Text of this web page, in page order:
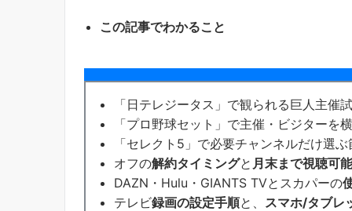
この記事でわかること
「日テレジータス」で観られる巨人主
「プロ野球セット」で主催・ビジターを
「セレクト5」で必要チャンネルだけ選
オフの解約タイミングと 月末まで視聴可能
DAZN・Hulu・GIANTS TVとスカパーの
テレビ録画の設定手順と、 スマホ/タブレ